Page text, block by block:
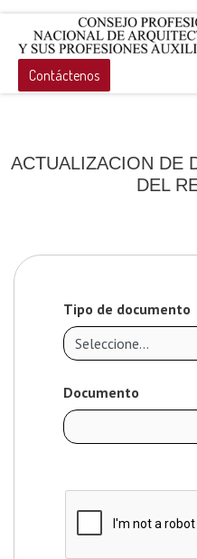
Contáctenos
ACTUALIZACION DE
DEL
Tipo de documento
Documento